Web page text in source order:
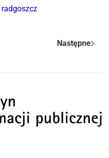
radgoszcz
Następne